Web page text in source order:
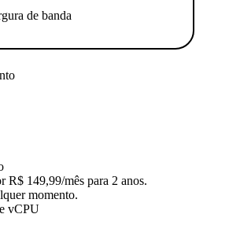
de banda
R$ 149,99/mês para 2 anos.
momento.
vCPU